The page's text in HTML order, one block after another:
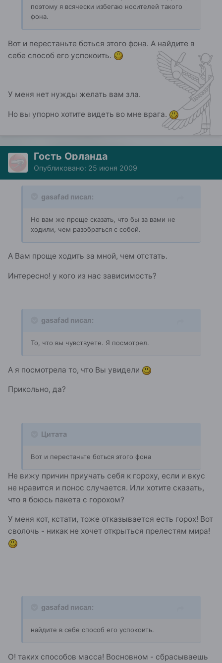
поэтому я всячески избегаю носителей такого
фона.
Вот и перестаньте боться этого фона. А найдите в
себе способ его успокоить.
У меня нет нужды желать вам зла.
Но вы упорно хотите видеть во мне врага.
Гость Орланда
Опубликовано: 25 июня 2009
gasafad писал:
Но вам же проще сказать, что бы за вами не
ходили, чем разобраться с собой.
А Вам проще ходить за мной, чем отстать.
Интересно! у кого из нас зависимость?
gasafad писал:
То, что вы чувствуете. Я посмотрел.
А я посмотрела то, что Вы увидели
Прикольно, да?
Цитата
Вот и перестаньте боться этого фона
Не вижу причин приучать себя к гороху, если и вкус
не нравится и понос случается. Или хотите сказать,
что я боюсь пакета с горохом?
У меня кот, кстати, тоже отказывается есть горох! Вот
сволочь - никак не хочет открыться прелестям мира!
gasafad писал:
найдите в себе способ его успокоить.
О! таких способов масса! Восновном - сбрасываешь